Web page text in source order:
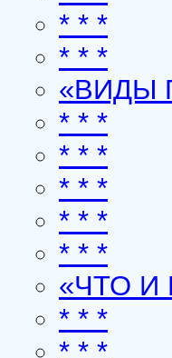
* * *
* * *
«ВИДЫ
* * *
* * *
* * *
* * *
* * *
«ЧТО И
* * *
* * *